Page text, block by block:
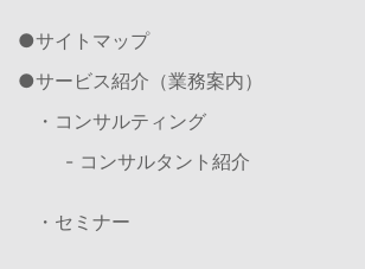
サイトマップ
サービス紹介（業務案内）
・コンサルティング
- コンサルタント紹介
・セミナー